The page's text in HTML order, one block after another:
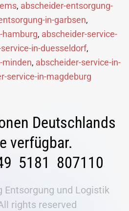
, abscheider-entsorgung-
in-garbsen,
hamburg, abscheider-service-
in-duesseldorf,
minden, abscheider-service-in-
service-in-magdeburg
Deutschlands
verfügbar.
5181 807110
und Logistik
rights reserved